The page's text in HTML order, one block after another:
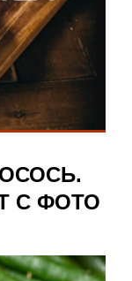
С ФОТО